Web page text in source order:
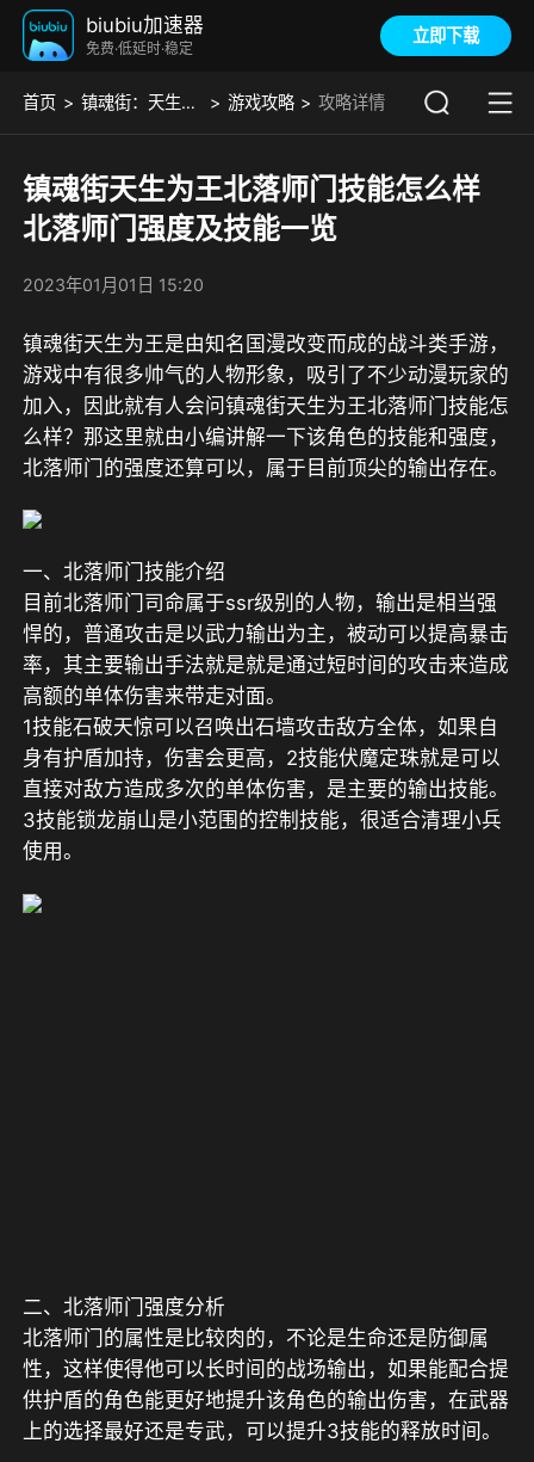
biubiu加速器
免费·低延时·稳定
立即下载
首页 镇魂街：天生为王 游戏攻略 攻略详情
镇魂街天生为王北落师门技能怎么样
北落师门强度及技能一览
2023年01月01日 15:20
镇魂街天生为王是由知名国漫改变而成的战斗类手游，
游戏中有很多帅气的人物形象，吸引了不少动漫玩家的
加入，因此就有人会问镇魂街天生为王北落师门技能怎
么样？那这里就由小编讲解一下该角色的技能和强度，
北落师门的强度还算可以，属于目前顶尖的输出存在。
一、北落师门技能介绍
目前北落师门司命属于ssr级别的人物，输出是相当强
悍的，普通攻击是以武力输出为主，被动可以提高暴击
率，其主要输出手法就是就是通过短时间的攻击来造成
高额的单体伤害来带走对面。
1技能石破天惊可以召唤出石墙攻击敌方全体，如果自
身有护盾加持，伤害会更高，2技能伏魔定珠就是可以
直接对敌方造成多次的单体伤害，是主要的输出技能。
3技能锁龙崩山是小范围的控制技能，很适合清理小兵
使用。
二、北落师门强度分析
北落师门的属性是比较肉的，不论是生命还是防御属
性，这样使得他可以长时间的战场输出，如果能配合提
供护盾的角色能更好地提升该角色的输出伤害，在武器
上的选择最好还是专武，可以提升3技能的释放时间。